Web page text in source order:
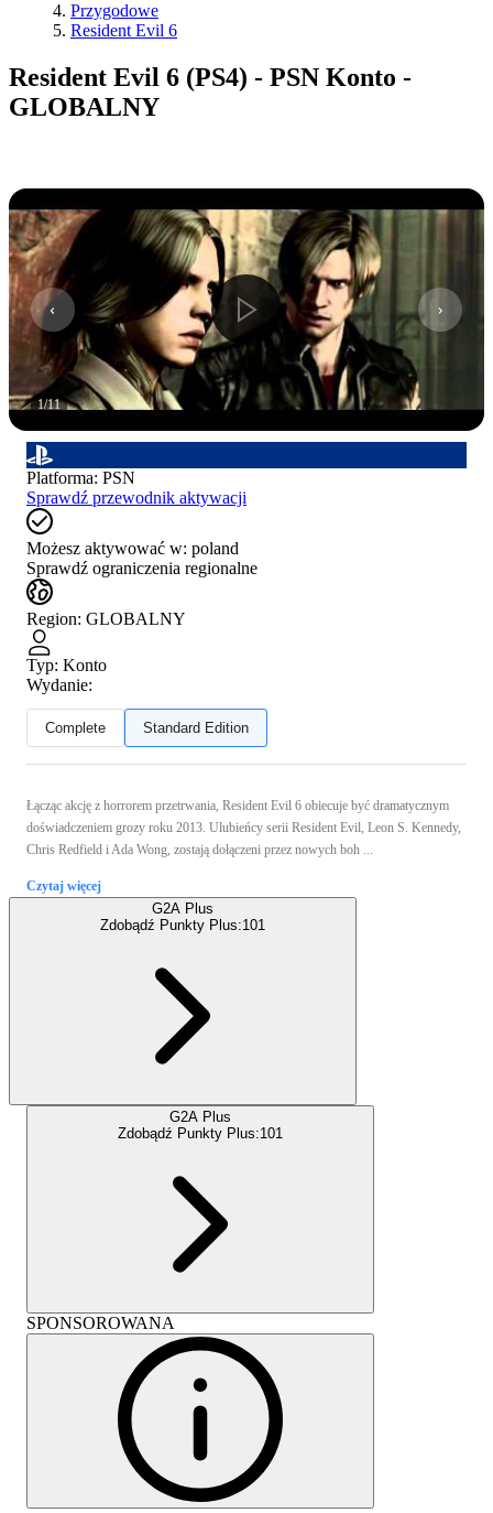
Przygodowe
Resident Evil 6
Resident Evil 6 (PS4) - PSN Konto -
GLOBALNY
1/11
Platforma: PSN
Sprawdź przewodnik aktywacji
Możesz aktywować w: poland
Sprawdź ograniczenia regionalne
Region: GLOBALNY
Typ: Konto
Wydanie:
Complete Standard Edition
Łącząc akcję z horrorem przetrwania, Resident Evil 6 obiecuje być dramatycznym
doświadczeniem grozy roku 2013. Ulubieńcy serii Resident Evil, Leon S. Kennedy,
Chris Redfield i Ada Wong, zostają dołączeni przez nowych boh ...
Czytaj więcej
G2A Plus
Zdobądź Punkty Plus:101
G2A Plus
Zdobądź Punkty Plus:101
SPONSOROWANA